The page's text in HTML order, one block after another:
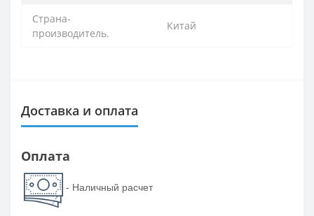
Страна-
производитель.
Китай
Доставка и оплата
Оплата
- Наличный расчет